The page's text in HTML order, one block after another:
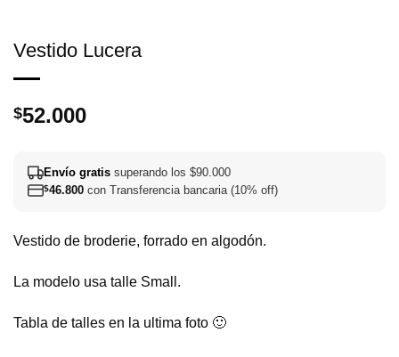
Vestido Lucera
$52.000
Envío gratis superando los $90.000
$46.800 con Transferencia bancaria (10% off)
Vestido de broderie, forrado en algodón.
La modelo usa talle Small.
Tabla de talles en la ultima foto 🙂